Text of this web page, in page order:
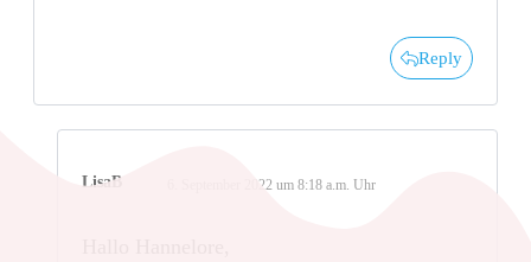
Reply
LisaB 6. September 2022 um 8:18 a.m. Uhr